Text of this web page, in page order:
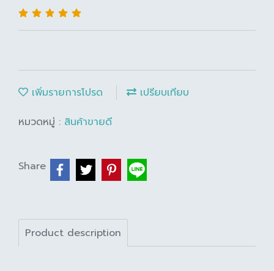
เพิ่มรายการโปรด
เปรียบเทียบ
หมวดหมู่ : สินค้าขายดี
Share
Product description